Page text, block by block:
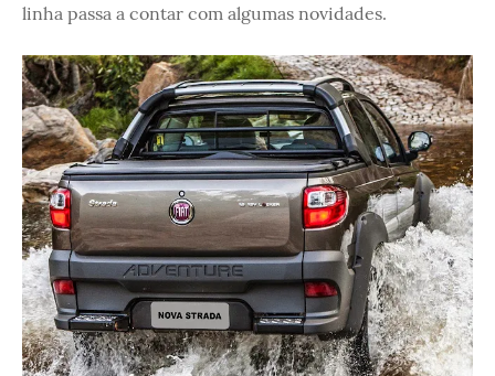
linha passa a contar com algumas novidades.